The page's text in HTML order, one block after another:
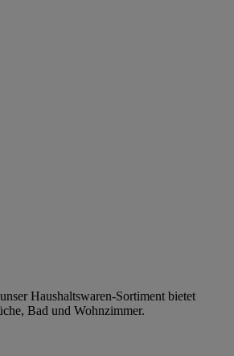
Haushaltswaren-Sortiment bietet
Bad und Wohnzimmer.